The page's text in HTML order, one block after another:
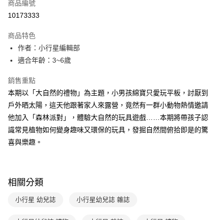
LINE Pay
大哥付你分期
相關說明
1.本服務由台灣大哥大提供，台灣大哥大用戶可立即使用無須另外申請。
流程，驗證手機門號後，選擇欲分期的期數、繳款截止日，確認付款後即完
成交易。
3.實際核准額度、可分期數及費用金額請依後續交易確認頁面所載為準。
4.訂單成立30分鐘內，如未前往確認交易或遇審核未通過，訂單將自動取
消。如遇「轉專審核」未通過狀況，表示未達大哥付你分期系統評分，恕無
法說明評估內容。
帳／街口支付／iPASS MONEY」等通路繳費。
【注意事項】
AFTEE先享後付
相關說明
AFTEE先享後付是「在收到商品之後才付款」的支付方式。 讓您購物簡單
便利好安心！
１．簡單：不需註冊會員、不需綁卡、不需儲值。
２．便利：只要手機號碼，簡訊認證，即可結帳。
３．安心：先確認商品／服務後，再付款。
結帳頁面，進行簡訊認證並確認金額後，即可完成結帳。
２．訂單成立數日內，您將收到繳費通知簡訊。
３．收到繳費通知簡訊後14天內，點擊此簡訊中的連結，可透過四大超商／
ATM付款
運送方式
國內宅配/郵寄 (不適用離島、海外及郵局i郵箱)
離島宅配（澎湖、金門、馬祖、小琉球；不適用於郵局i郵箱）
商品編號
10173333
商品特色
作者：小行星編輯部
適合年齡：3~6歲
銷售重點
本期以「大自然的禮物」為主題，小男孩綿寶只愛玩平板，討厭到
戶外晒太陽，這天他跟著家人來露營，竟然有一群小動物熱情邀請
他加入「森林派對」，體驗大自然的玩具遊戲……本期將帶孩子認
識常見植物如何變身趣味又環保的玩具，發掘自然間俯拾即是的驚
喜與樂趣。
相關分類
小行星 幼兒誌 小行星幼兒誌 雜誌